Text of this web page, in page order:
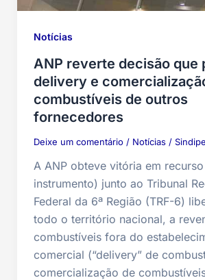
Notícias
ANP reverte decisão que
delivery e
combustíveis de outros
fornecedores
Deixe um comentário / Notícias/
A ANP obteve vitória em
instrumento) junto ao Tribunal
Federal da 6ª Região (TRF-6)
todo o território nacional, a
combustíveis fora do
comercial (“delivery” de
comercialização de